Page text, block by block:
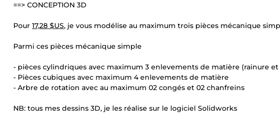
==> CONCEPTION 3D
Pour 17,28 $US, je vous modélise au maximum trois pièces mécanique
Parmi ces pièces mécanique simple
- pièces cylindriques avec maximum 3 enlevements de matière (rainure
- Pièces cubiques avec maximum 4 enlevements de matière
- Arbre de rotation avec au maximum 02 congés et 02 chanfreins
NB: tous mes dessins 3D, je les réalise sur le logiciel Solidworks